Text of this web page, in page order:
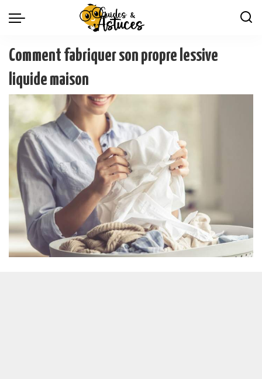
Comment fabriquer son propre lessive
liquide maison